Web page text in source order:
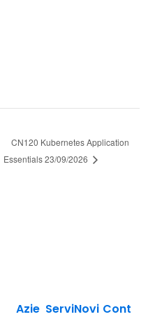
CN120 Kubernetes Application
Essentials 23/09/2026
Azie ServiNovi Cont